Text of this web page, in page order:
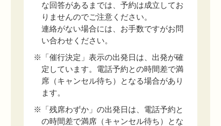
な回答があるまでは、予約は成立してお
りませんのでご注意ください。
連絡がない場合には、お手数ですがお問
い合わせください。
※「催行決定」表示の出発日は、出発が確
定しています。電話予約との時間差で満
席（キャンセル待ち）となる場合があり
ます。
※「残席わずか」の出発日は、電話予約と
の時間差で満席（キャンセル待ち）とな